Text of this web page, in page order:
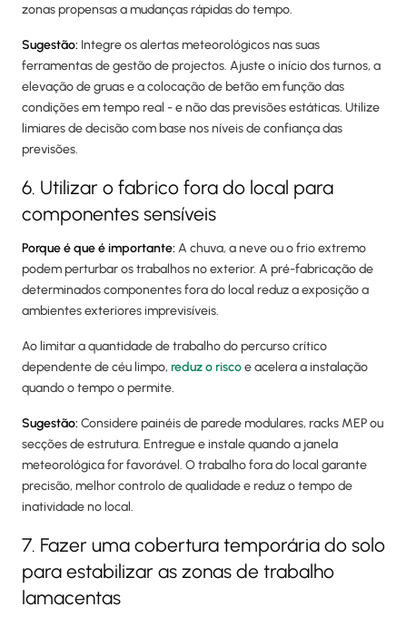
zonas propensas a mudanças rápidas do tempo.
Sugestão: Integre os alertas meteorológicos nas suas
ferramentas de gestão de projectos. Ajuste o início dos turnos, a
elevação de gruas e a colocação de betão em função das
condições em tempo real - e não das previsões estáticas. Utilize
limiares de decisão com base nos níveis de confiança das
previsões.
6. Utilizar o fabrico fora do local para
componentes sensíveis
Porque é que é importante: A chuva, a neve ou o frio extremo
podem perturbar os trabalhos no exterior. A pré-fabricação de
determinados componentes fora do local reduz a exposição a
ambientes exteriores imprevisíveis.
Ao limitar a quantidade de trabalho do percurso crítico
dependente de céu limpo, reduz o riscoe acelera a instalação
quando o tempo o permite.
Sugestão: Considere painéis de parede modulares, racks MEP ou
secções de estrutura. Entregue e instale quando a janela
meteorológica for favorável. O trabalho fora do local garante
precisão, melhor controlo de qualidade e reduz o tempo de
inatividade no local.
7. Fazer uma cobertura temporária do solo
para estabilizar as zonas de trabalho
lamacentas